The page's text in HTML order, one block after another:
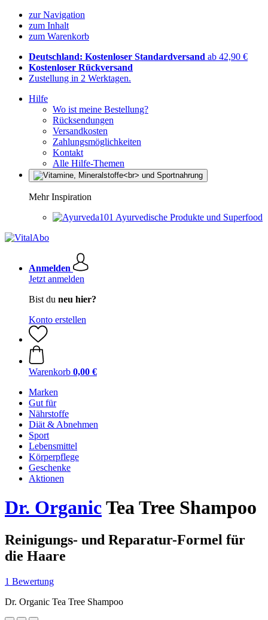
zur Navigation
zum Inhalt
zum Warenkorb
Deutschland: Kostenloser Standardversand ab 42,90 €
Kostenloser Rückversand
Zustellung in 2 Werktagen.
Hilfe
Wo ist meine Bestellung?
Rücksendungen
Versandkosten
Zahlungsmöglichkeiten
Kontakt
Alle Hilfe-Themen
Mehr Inspiration
Ayurvedische Produkte und Superfood
Anmelden
Jetzt anmelden
Bist du neu hier?
Konto erstellen
Warenkorb 0,00 €
Marken
Gut für
Nährstoffe
Diät & Abnehmen
Sport
Lebensmittel
Körperpflege
Geschenke
Aktionen
Dr. OrganicTea Tree Shampoo
Reinigungs- und Reparatur-Formel für
die Haare
1 Bewertung
Dr. Organic Tea Tree Shampoo